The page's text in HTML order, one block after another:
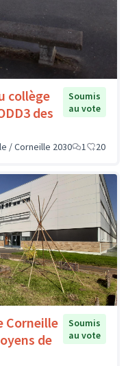
collège
des
Soumis
au vote
/ Corneille 2030 1 20
Corneille
de
Soumis
au vote